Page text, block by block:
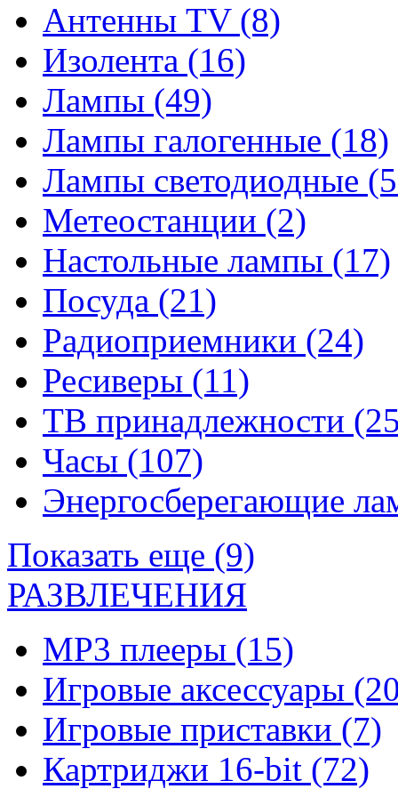
Антенны TV (8)
Изолента (16)
Лампы (49)
Лампы галогенные (18)
Лампы светодиодные
Метеостанции (2)
Настольные лампы (17)
Посуда (21)
Радиоприемники (24)
Ресиверы (11)
ТВ принадлежности
Часы (107)
Энергосберегающие
Показать еще (9)
РАЗВЛЕЧЕНИЯ
MP3 плееры (15)
Игровые аксессуары
Игровые приставки (7)
Картриджи 16-bit (72)